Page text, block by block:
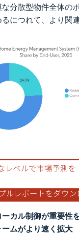
分散型物件全体の
につれて、より関
。再利用にはCC BY 4.0
カル制御が重要性
ムがより速く拡大